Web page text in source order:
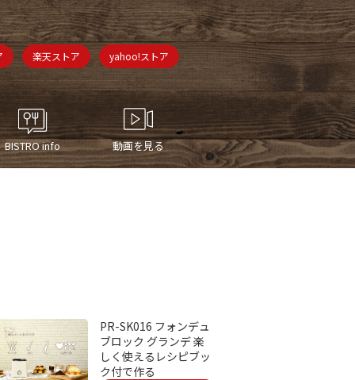
楽天ストア yahoo!ストア
BISTRO info 動画を見る
PR-SK016 フォンデュ
ブロック グランデ 楽
しく使えるレシピブッ
ク付で作る